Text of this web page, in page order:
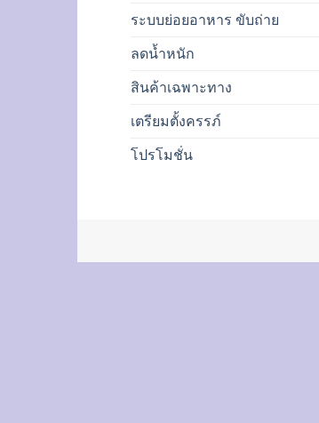
ระบบย่อยอาหาร ขับถ่าย
ลดน้ำหนัก
สินค้าเฉพาะทาง
เตรียมตั้งครรภ์
โปรโมชั่น